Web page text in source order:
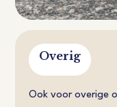
Overig
Ook voor overige